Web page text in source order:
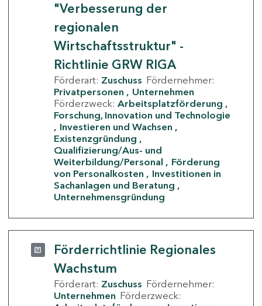
"Verbesserung der
regionalen
Wirtschaftsstruktur" -
Richtlinie GRW RIGA
Förderart: Zuschuss Fördernehmer:
Privatpersonen
Unternehmen
Förderzweck: Arbeitsplatzförderung
Forschung, Innovation und Technologie
Investieren und Wachsen
Existenzgründung
Qualifizierung/Aus- und
Weiterbildung/Personal
Förderung
von Personalkosten
Investitionen in
Sachanlagen und Beratung
Unternehmensgründung
Förderrichtlinie Regionales
Wachstum
Förderart: Zuschuss Fördernehmer:
Unternehmen Förderzweck: